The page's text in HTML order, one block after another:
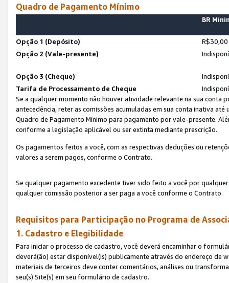
Quadro de Pagamento Mínimo
BR
Opção 1 (Depósito)
R$30,00
Opção 2 (Vale-presente)
Opção 3 (Cheque)
Tarifa de Processamento de Cheque
Se a qualquer momento não houver atividade relevante na sua conta
antecedência, reter as comissões acumuladas em sua conta inativa
Quadro de Pagamento Mínimo para pagamento por vale-presente.
conforme a legislação aplicável ou ser extinta mediante prescrição.
Os pagamentos feitos a você, com as respectivas deduções ou
valores a serem pagos, conforme o Contrato.
Se qualquer pagamento excedente tiver sido feito a você por
qualquer comissão posterior a ser paga a você conforme o Contrato.
Requisitos para Participação no Programa de
1. Cadastro e Elegibilidade
Para iniciar o processo de cadastro, você deverá encaminhar o
deverá(ão) estar disponível(is) publicamente através do endereço
materiais de terceiros deve conter comentários, análises ou
seu(s) Site(s) em seu formulário de cadastro.